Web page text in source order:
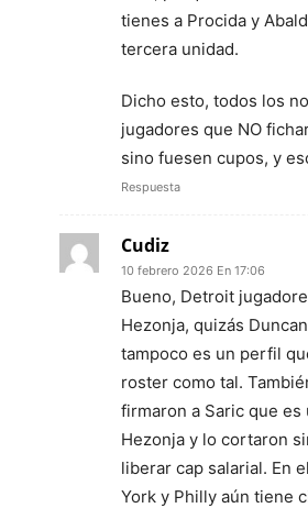
tienes a Procida y
tercera unidad.
Dicho esto, todos los
jugadores que NO
sino fuesen cupos, y
Respuesta
Cudiz
10 febrero 2026 En 17:06
Bueno, Detroit
Hezonja, quizás
tampoco es un perfil
roster como tal.
firmaron a Saric que
Hezonja y lo cortaron
liberar cap salarial. En
York y Philly aún tiene